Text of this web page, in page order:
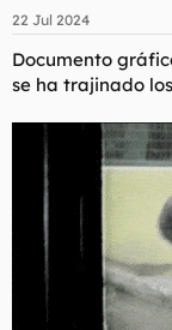
e
:
22 Jul 2024
Documento
se ha trajinado